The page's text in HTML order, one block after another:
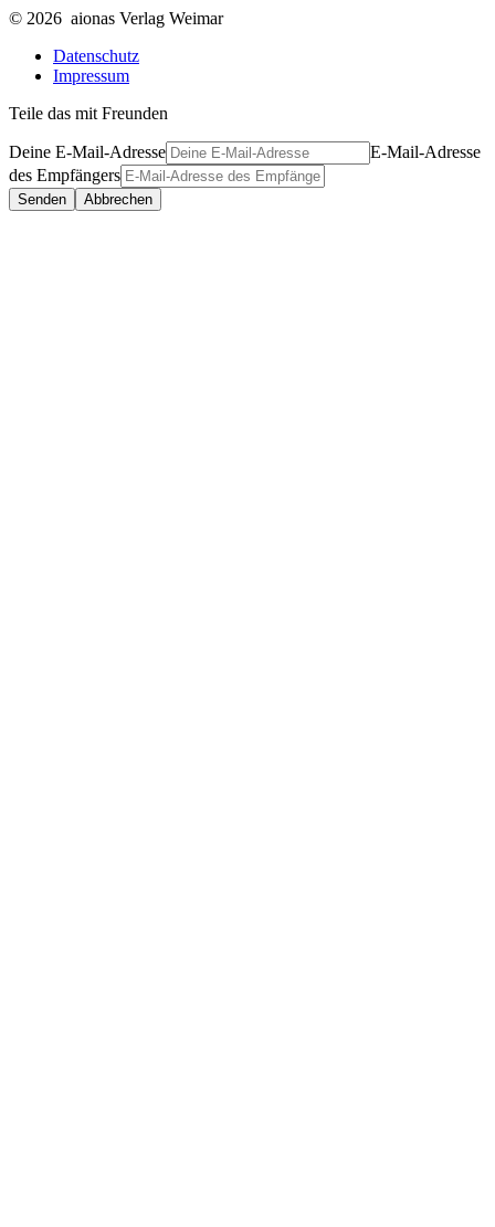
© 2026 aionas Verlag Weimar
Datenschutz
Impressum
Teile das mit Freunden
Deine E-Mail-Adresse
E-Mail-Adresse
des Empfängers
Senden Abbrechen